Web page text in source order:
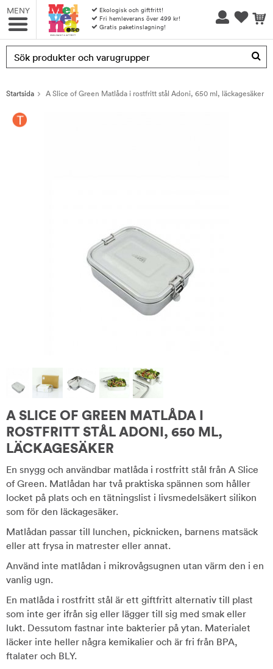
MENY
Ekologisk och giftfritt!
Fri hemleverans över 499 kr!
Gratis paketinslagning!
Produkten har blivit tillagd i varukorgen
Startsida A Slice of Green Matlåda i rostfritt stål Adoni, 650 ml, läckagesäker
A SLICE OF GREEN MATLÅDA I
ROSTFRITT STÅL ADONI, 650 ML,
LÄCKAGESÄKER
En snygg och användbar matlåda i rostfritt stål från A Slice
of Green. Matlådan har två praktiska spännen som håller
locket på plats och en tätningslist i livsmedelsäkert silikon
som för den läckagesäker.
Matlådan passar till lunchen, picknicken, barnens matsäck
eller att frysa in matrester eller annat.
Använd inte matlådan i mikrovågsugnen utan värm den i en
vanlig ugn.
En matlåda i rostfritt stål är ett giftfritt alternativ till plast
som inte ger ifrån sig eller lägger till sig med smak eller
lukt. Dessutom fastnar inte bakterier på ytan. Materialet
läcker inte heller några kemikalier och är fri från BPA,
ftalater och BLY.